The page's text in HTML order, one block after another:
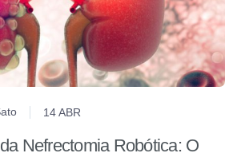
14 ABR
Nefrectomia Robótica: O